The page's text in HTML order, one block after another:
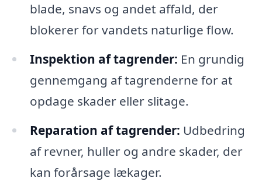
blade, snavs og andet affald, der
blokerer for vandets naturlige flow.
Inspektion af tagrender: En grundig
gennemgang af tagrenderne for at
opdage skader eller slitage.
Reparation af tagrender: Udbedring
af revner, huller og andre skader, der
kan forårsage lækager.